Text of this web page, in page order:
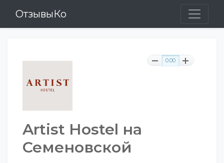
ОтзывыКо
0.00
Artist Hostel на
Семеновской